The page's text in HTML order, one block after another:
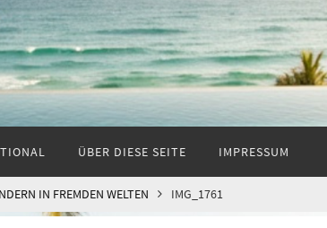
ÜBER DIESE SEITE IMPRESSUM
IN FREMDEN WELTEN IMG_1761